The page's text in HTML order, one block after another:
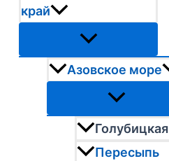
край
Азовское море
Голубицкая
Пересыпь